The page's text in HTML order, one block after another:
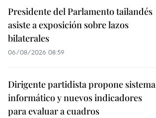
Presidente del Parlamento tailandés
asiste a exposición sobre lazos
bilaterales
06/08/2026 08:59
Dirigente partidista propone sistema
informático y nuevos indicadores
para evaluar a cuadros